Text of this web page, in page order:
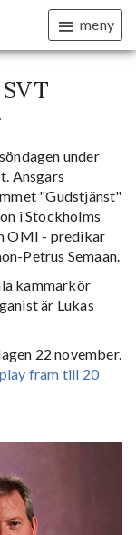
meny
under
Ansgars
"Gudstjänst"
i Stockholms
OMI - predikar
Petrus Semaan.
kammarkör
är Lukas
22 november.
fram till 20